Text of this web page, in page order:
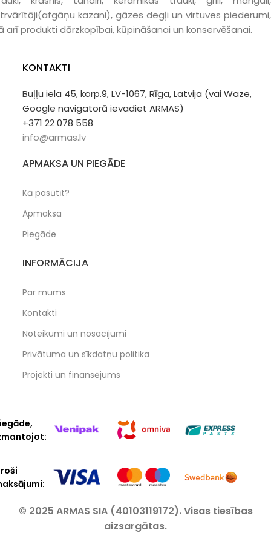
kazani), gāzes degļi un virtuves piederumi,
arī produkti dārzkopībai, kūpināšanai un konservēšanai.
KONTAKTI
Buļļu iela 45, korp.9, LV-1067, Rīga, Latvija (vai Waze,
Google navigatorā ievadiet ARMAS)
+371 22 078 558
info@armas.lv
APMAKSA UN PIEGĀDE
Kā pasūtīt?
Apmaksa
Piegāde
INFORMĀCIJA
Par mums
Kontakti
Noteikumi un nosacījumi
Privātuma un sīkdatņu politika
Projekti un finansējums
© 2025 ARMAS SIA (40103119172). Visas tiesības
aizsargātas.